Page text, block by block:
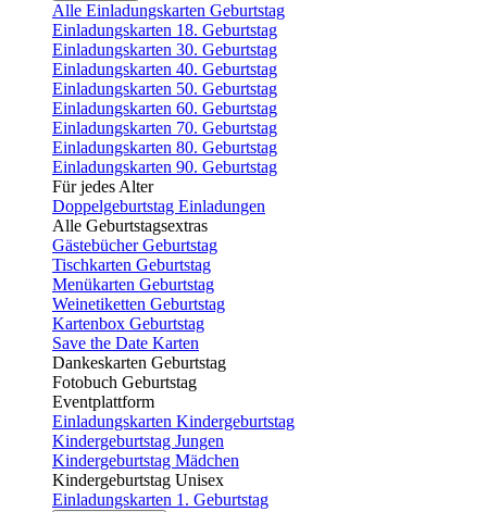
Alle Einladungskarten Geburtstag
Einladungskarten 18. Geburtstag
Einladungskarten 30. Geburtstag
Einladungskarten 40. Geburtstag
Einladungskarten 50. Geburtstag
Einladungskarten 60. Geburtstag
Einladungskarten 70. Geburtstag
Einladungskarten 80. Geburtstag
Einladungskarten 90. Geburtstag
Für jedes Alter
Doppelgeburtstag Einladungen
Alle Geburtstagsextras
Gästebücher Geburtstag
Tischkarten Geburtstag
Menükarten Geburtstag
Weinetiketten Geburtstag
Kartenbox Geburtstag
Save the Date Karten
Dankeskarten Geburtstag
Fotobuch Geburtstag
Eventplattform
Einladungskarten Kindergeburtstag
Kindergeburtstag Jungen
Kindergeburtstag Mädchen
Kindergeburtstag Unisex
Einladungskarten 1. Geburtstag